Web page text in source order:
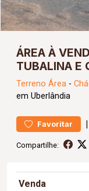
ÁREA À
TUBALINA E
Terreno Área -
em Uberlândia
Favoritar |
Compartilhe:
Venda